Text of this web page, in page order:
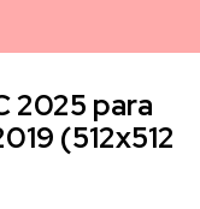
2025 para
(512x512